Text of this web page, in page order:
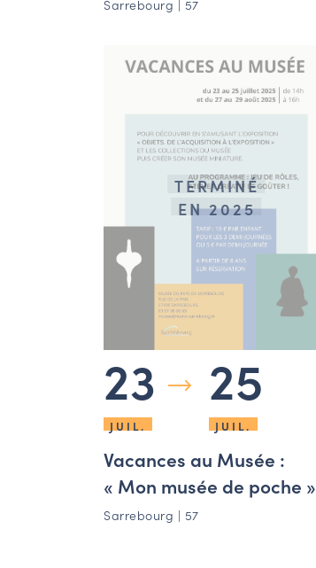
Sarrebourg | 57
TERMINÉ
EN 2025
23
JUIL.
25
JUIL.
Vacances au Musée :
« Mon musée de poche »
Sarrebourg | 57